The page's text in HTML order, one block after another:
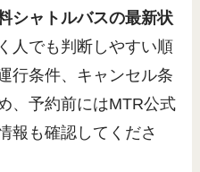
シャトルバスの最新状
人でも判断しやすい順
行条件、キャンセル条
、予約前にはMTR公式
報も確認してくださ